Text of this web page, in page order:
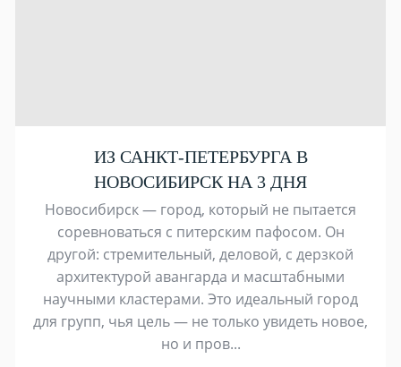
ИЗ САНКТ-ПЕТЕРБУРГА В
НОВОСИБИРСК НА 3 ДНЯ
Новосибирск — город, который не пытается
соревноваться с питерским пафосом. Он
другой: стремительный, деловой, с дерзкой
архитектурой авангарда и масштабными
научными кластерами. Это идеальный город
для групп, чья цель — не только увидеть новое,
но и пров...